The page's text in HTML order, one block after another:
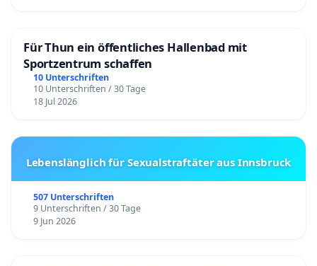
Für Thun ein öffentliches Hallenbad mit
Sportzentrum schaffen
10 Unterschriften
10 Unterschriften / 30 Tage
18 Jul 2026
Lebenslänglich für Sexualstraftäter aus Innsbruck
507 Unterschriften
9 Unterschriften / 30 Tage
9 Jun 2026